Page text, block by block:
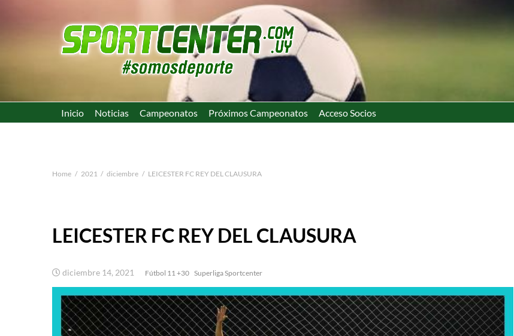
Inicio Noticias Campeonatos Próximos Campeonatos Acceso Socios
Home 2021 diciembre LEICESTER FC REY DEL CLAUSURA
LEICESTER FC REY DEL CLAUSURA
diciembre 14, 2021 Fútbol 11 +30 Superliga Sportcenter